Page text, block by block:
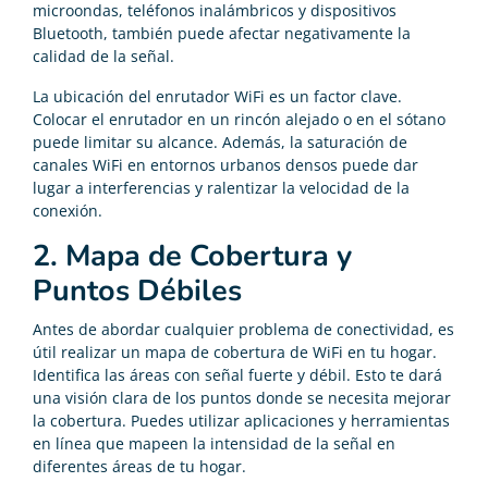
microondas, teléfonos inalámbricos y dispositivos
Bluetooth, también puede afectar negativamente la
calidad de la señal.
La ubicación del enrutador WiFi es un factor clave.
Colocar el enrutador en un rincón alejado o en el sótano
puede limitar su alcance. Además, la saturación de
canales WiFi en entornos urbanos densos puede dar
lugar a interferencias y ralentizar la velocidad de la
conexión.
2. Mapa de Cobertura y
Puntos Débiles
Antes de abordar cualquier problema de conectividad, es
útil realizar un mapa de cobertura de WiFi en tu hogar.
Identifica las áreas con señal fuerte y débil. Esto te dará
una visión clara de los puntos donde se necesita mejorar
la cobertura. Puedes utilizar aplicaciones y herramientas
en línea que mapeen la intensidad de la señal en
diferentes áreas de tu hogar.